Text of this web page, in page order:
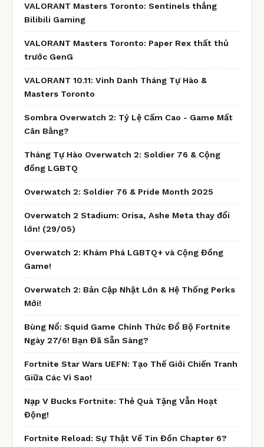
VALORANT Masters Toronto: Sentinels thắng
Bilibili Gaming
VALORANT Masters Toronto: Paper Rex thất thủ
trước GenG
VALORANT 10.11: Vinh Danh Tháng Tự Hào &
Masters Toronto
Sombra Overwatch 2: Tỷ Lệ Cấm Cao - Game Mất
Cân Bằng?
Tháng Tự Hào Overwatch 2: Soldier 76 & Cộng
đồng LGBTQ
Overwatch 2: Soldier 76 & Pride Month 2025
Overwatch 2 Stadium: Orisa, Ashe Meta thay đổi
lớn! (29/05)
Overwatch 2: Khám Phá LGBTQ+ và Cộng Đồng
Game!
Overwatch 2: Bản Cập Nhật Lớn & Hệ Thống Perks
Mới!
Bùng Nổ: Squid Game Chính Thức Đổ Bộ Fortnite
Ngày 27/6! Bạn Đã Sẵn Sàng?
Fortnite Star Wars UEFN: Tạo Thế Giới Chiến Tranh
Giữa Các Vì Sao!
Nạp V Bucks Fortnite: Thẻ Quà Tặng Vẫn Hoạt
Động!
Fortnite Reload: Sự Thật Về Tin Đồn Chapter 6?